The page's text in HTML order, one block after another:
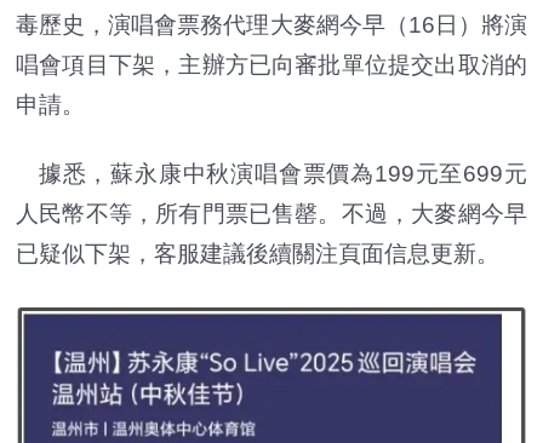
毒歷史，演唱會票務代理大麥網今早（16日）將演
唱會項目下架，主辦方已向審批單位提交出取消的
申請。
據悉，蘇永康中秋演唱會票價為199元至699元
人民幣不等，所有門票已售罄。不過，大麥網今早
已疑似下架，客服建議後續關注頁面信息更新。